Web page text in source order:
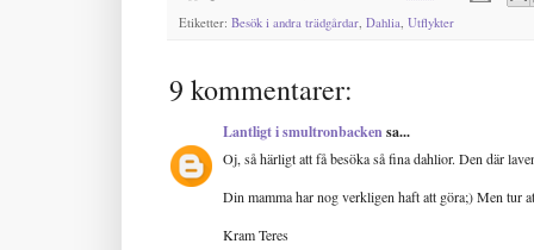
Etiketter: Besök i andra trädgårdar, Dahlia, Utflykter
9 kommentarer:
Lantligt i smultronbackensa...
Oj, så härligt att få besöka så fina dahlior. Den där
Din mamma har nog verkligen haft att göra;) Men tur
Kram Teres